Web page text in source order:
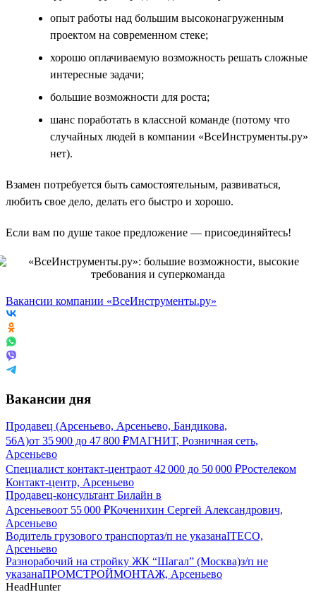
опыт работы над большим высоконагруженным
проектом на современном стеке;
хорошо оплачиваемую возможность решать сложные
интересные задачи;
большие возможности для роста;
шанс поработать в классной команде (потому что
случайных людей в компании «ВсеИнструменты.ру»
нет).
Взамен потребуется быть самостоятельным, развиваться,
любить свое дело, делать его быстро и хорошо.
Если вам по душе такое предложение — присоединяйтесь!
Вакансии компании «ВсеИнструменты.ру»
Вакансии дня
Продавец (Арсеньево, Арсеньево, Бандикова,
56А)от 35 900 до 47 800 ₽МАГНИТ, Розничная сеть,
Арсеньево
Специалист контакт-центраот 42 000 до 50 000 ₽Ростелеком
Контакт-центр, Арсеньево
Продавец-консультант Билайн в
Арсеньевоот 55 000 ₽Коченихин Сергей Александрович,
Арсеньево
Водитель грузового транспортаз/п не указанаITECO,
Арсеньево
Разнорабочий на стройку ЖК “Шагал” (Москва)з/п не
указанаПРОМСТРОЙМОНТАЖ, Арсеньево
HeadHunter